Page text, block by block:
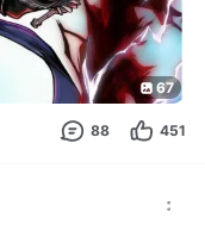
67
88 451